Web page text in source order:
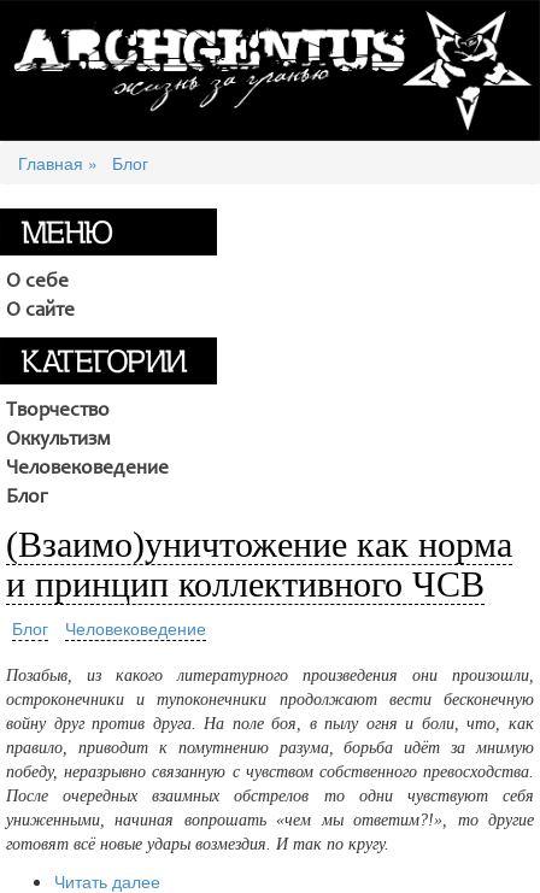
Главная » Блог
О себе
О сайте
Творчество
Оккультизм
Человековедение
Блог
(Взаимо)уничтожение как норма
и принцип коллективного ЧСВ
Блог Человековедение
Позабыв, из какого литературного произведения они произошли,
остроконечники и тупоконечники продолжают вести бесконечную
войну друг против друга. На поле боя, в пылу огня и боли, что, как
правило, приводит к помутнению разума, борьба идёт за мнимую
победу, неразрывно связанную с чувством собственного превосходства.
После очередных взаимных обстрелов то одни чувствуют себя
униженными, начиная вопрошать «чем мы ответим?!», то другие
готовят всё новые удары возмездия. И так по кругу.
Читать далее